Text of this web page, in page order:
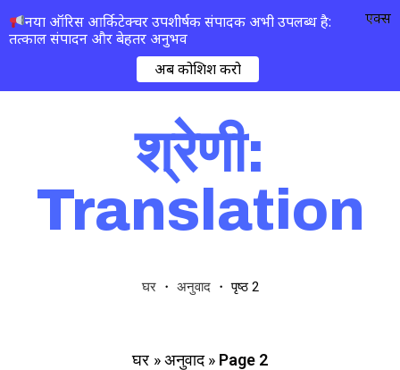
श्रेणी:
Translation
घर・ अनुवाद・पृष्ठ 2
घर »अनुवाद » Page 2
नया ऑरिस आर्किटेक्चर उपशीर्षक संपादक अभी उपलब्ध है:
तत्काल संपादन और बेहतर अनुभव
अब कोशिश करो
एक्स